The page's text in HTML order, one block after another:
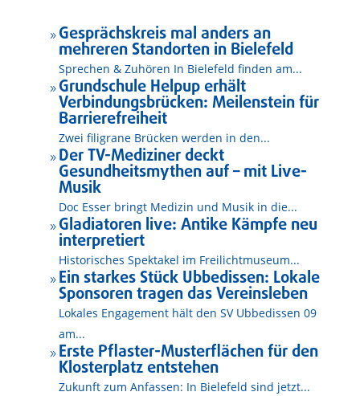
9 Gesprächskreis mal anders an
mehreren Standorten in Bielefeld
Sprechen & Zuhören In Bielefeld finden am...
9 Grundschule Helpup erhält
Verbindungsbrücken: Meilenstein für
Barrierefreiheit
Zwei filigrane Brücken werden in den...
9 Der TV-Mediziner deckt
Gesundheitsmythen auf – mit Live-
Musik
Doc Esser bringt Medizin und Musik in die...
9 Gladiatoren live: Antike Kämpfe neu
interpretiert
Historisches Spektakel im Freilichtmuseum...
9 Ein starkes Stück Ubbedissen: Lokale
Sponsoren tragen das Vereinsleben
Lokales Engagement hält den SV Ubbedissen 09
am...
9 Erste Pflaster-Musterflächen für den
Klosterplatz entstehen
Zukunft zum Anfassen: In Bielefeld sind jetzt...